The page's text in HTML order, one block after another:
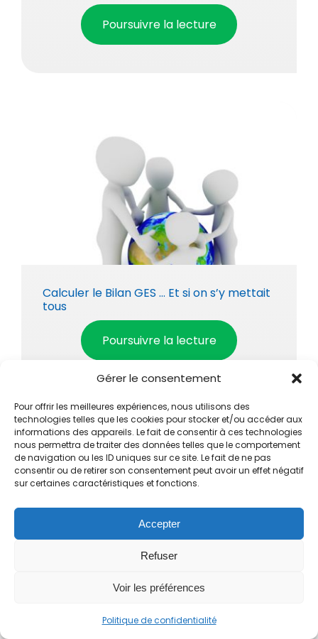
Gérer le consentement
Pour offrir les meilleures expériences, nous utilisons des
technologies telles que les cookies pour stocker et/ou accéder aux
informations des appareils. Le fait de consentir à ces technologies
nous permettra de traiter des données telles que le comportement
de navigation ou les ID uniques sur ce site. Le fait de ne pas
consentir ou de retirer son consentement peut avoir un effet négatif
sur certaines caractéristiques et fonctions.
Accepter
Refuser
Voir les préférences
Politique de confidentialité
Poursuivre la lecture
Calculer le Bilan GES … Et si on s’y mettait
tous
Poursuivre la lecture
bien choisir son transport et réduire son